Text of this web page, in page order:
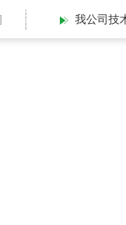
我公司技术